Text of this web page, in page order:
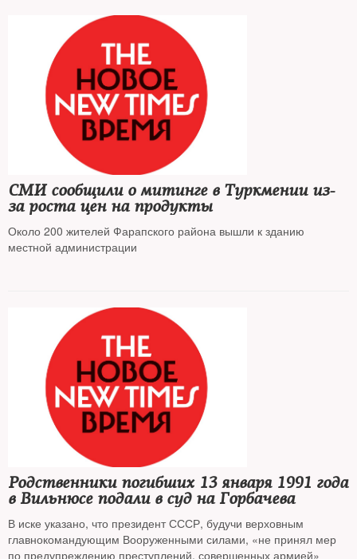
СМИ сообщили о митинге в Туркмении из-
за роста цен на продукты
Около 200 жителей Фарапского района вышли к зданию
местной администрации
Родственники погибших 13 января 1991 года
в Вильнюсе подали в суд на Горбачева
В иске указано, что президент СССР, будучи верховным
главнокомандующим Вооруженными силами, «не принял мер
по предупреждению преступлений, совершенных армией»